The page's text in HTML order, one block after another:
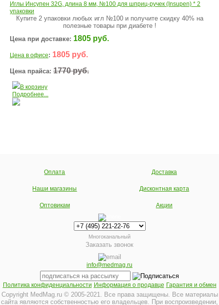
Иглы Инсупен 32G, длина 8 мм, №100 для шприц-ручек (Insupen) * 2
упаковки
Купите 2 упаковки любых игл №100 и получите скидку 40% на
полезные товары при диабете !
Цена при доставке: 1805 руб.
Цена в офисе: 1805 руб.
Цена прайса: 1770 руб.
В корзину
Подробнее...
Оплата Доставка
Наши магазины Дисконтная карта
Оптовикам Акции
Многоканальный
Заказать звонок
info@medmag.ru
Политика конфиденциальности Информация о продавце Гарантия и обмен
Copyright MedMag.ru © 2005-2021. Все права защищены. Все материалы
сайта являются собственностью его владельцев. При воспроизведении,